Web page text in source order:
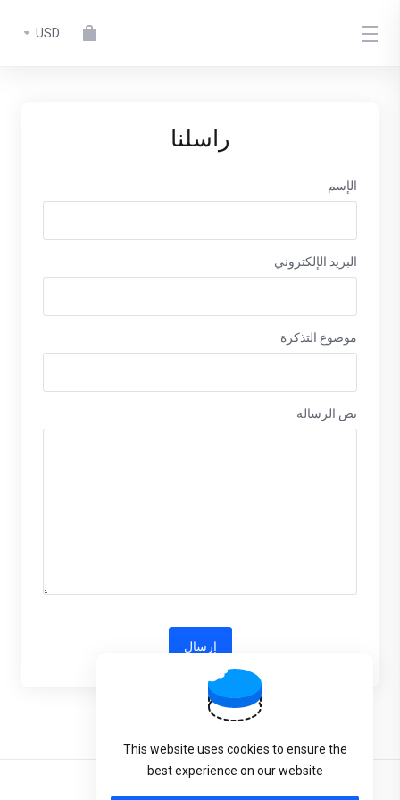
USD
راسلنا
الإسم
البريد الإلكتروني
موضوع التذكرة
نص الرسالة
إرسال
WHMCompleteSolution
This website uses cookies to ensure the
best experience on our website